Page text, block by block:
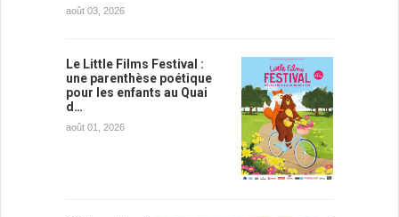
août 03, 2026
Le Little Films Festival :
une parenthèse poétique
pour les enfants au Quai
d…
août 01, 2026